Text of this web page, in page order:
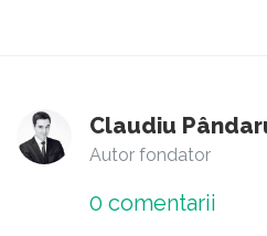
Claudiu
Autor fondator
0 comentarii